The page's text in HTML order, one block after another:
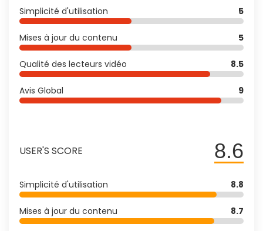
Simplicité d'utilisation 5
Mises à jour du contenu 5
Qualité des lecteurs vidéo 8.5
Avis Global 9
8.6
USER'S SCORE
Simplicité d'utilisation 8.8
Mises à jour du contenu 8.7